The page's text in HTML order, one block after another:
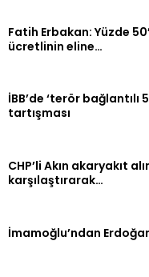
Fatih Erbakan: Yüzde
ücretlinin eline…
İBB’de ‘terör bağlantılı
tartışması
CHP’li Akın akaryakıt
karşılaştırarak…
İmamoğlu’ndan